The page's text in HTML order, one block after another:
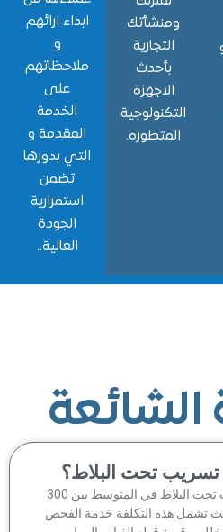
ومنشأتك
التجارية
المتطوره.
ابداء ارائهم
ملاحظاتهم
الخدمة
المقدمة و
التي بدورها
استمرارية
تحت البلاط؟
تتراوح تكلفة اصلاح تسريب تحت البلاط في المتوسط بين 300
هذه التكلفة خدمة الفحص